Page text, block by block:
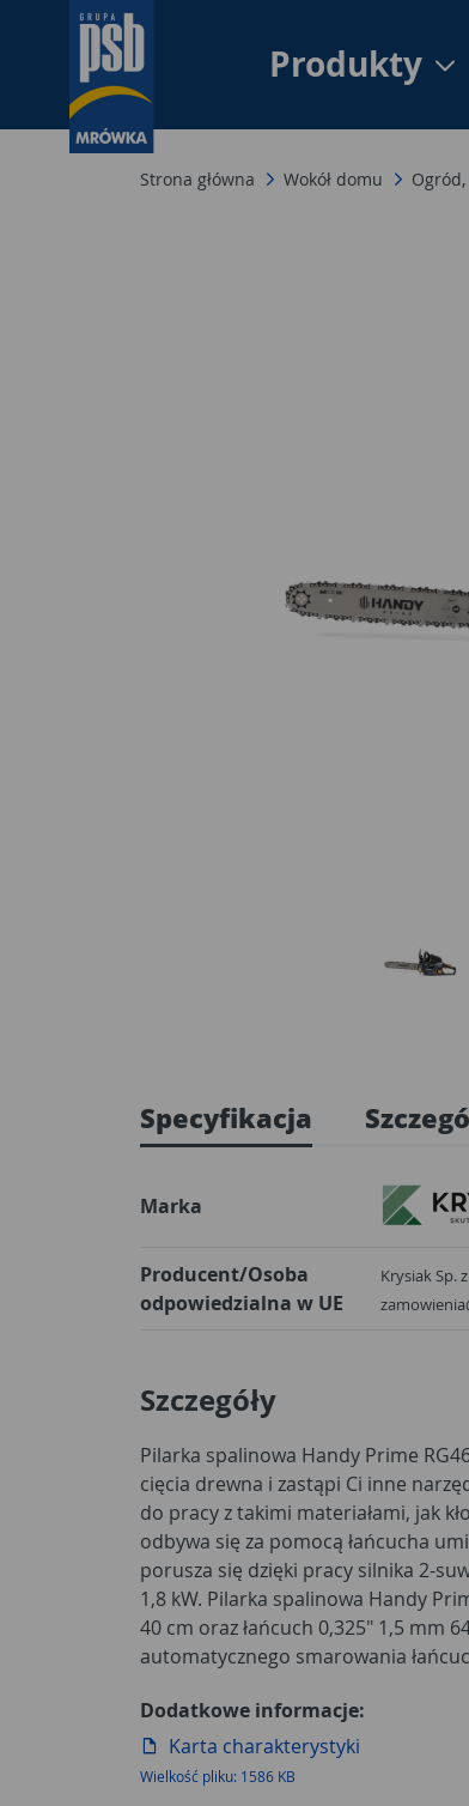
Produkty
Strona główna Wokół domu
Specyfikacja
Marka
Producent/Osoba
odpowiedzialna w UE
Krysiak Sp.
Szczegóły
Pilarka spalinowa Handy Prime
cięcia drewna i zastąpi Ci inne
do pracy z takimi materiałami, jak
odbywa się za pomocą łańcucha
porusza się dzięki pracy silnika 2-
1,8 kW. Pilarka spalinowa Handy
40 cm oraz łańcuch 0,325" 1,5 mm
automatycznego smarowania
poprawia komfort pracy operatora
producent zadbał stosując hamulec
dłonie użytkownika. Jakość marki
przez dziesiątki klientów
w którym znajdziesz również
ogrodowych sygnowanych tą
Dodatkowe informacje:
Karta charakterystyki
Wielkość pliku: 1586 KB